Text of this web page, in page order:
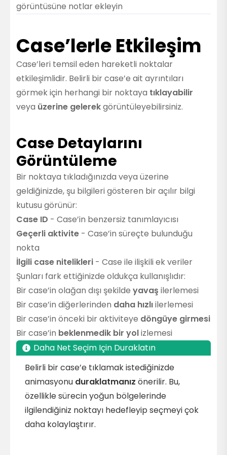
görüntüsüne notlar ekleyin
Case’lerle Etkileşim
Case’leri temsil eden hareketli noktalar
etkileşimlidir. Belirli bir case’e ait ayrıntıları
görmek için herhangi bir noktaya tıklayabilir
veya üzerine gelerekgörüntüleyebilirsiniz.
Case Detaylarını
Görüntüleme
Bir noktaya tıkladığınızda veya üzerine
geldiğinizde, şu bilgileri gösteren bir açılır bilgi
kutusu görünür:
Case ID - Case’in benzersiz tanımlayıcısı
Geçerli aktivite - Case’in süreçte bulunduğu
nokta
İlgili case nitelikleri - Case ile ilişkili ek veriler
Şunları fark ettiğinizde oldukça kullanışlıdır:
Bir case’in olağan dışı şekilde yavaş ilerlemesi
Bir case’in diğerlerinden daha hızlıilerlemesi
Bir case’in önceki bir aktiviteye döngüye girmesi
Bir case’in beklenmedik bir yolizlemesi
Daha Net Seçim Için Duraklatın
Belirli bir case’e tıklamak istediğinizde
animasyonu duraklatmanız önerilir. Bu,
özellikle sürecin yoğun bölgelerinde
ilgilendiğiniz noktayı hedefleyip seçmeyi çok
daha kolaylaştırır.